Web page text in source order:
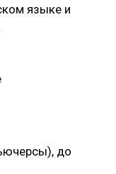
языке и
до